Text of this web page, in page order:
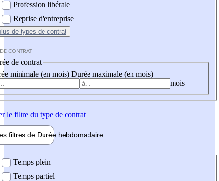
Profession libérale
Reprise d'entreprise
de types de contrat
CONTRAT
de contrat
minimale (en mois) Durée maximale (en mois)
mois
le filtre du type de contrat
filtres de Durée hebdomadaire
Temps plein
Temps partiel